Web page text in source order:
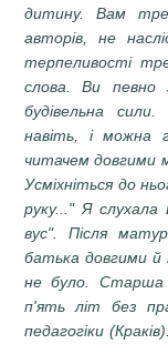
дитину. Вам
авторів, не
терпеливості
слова. Ви
будівельна
навіть, і можна
читачем довгими
Усміхніться до
руку..." Я
вус". Після
батька довгими й
не було. Старша
п'ять літ без
педагогіки